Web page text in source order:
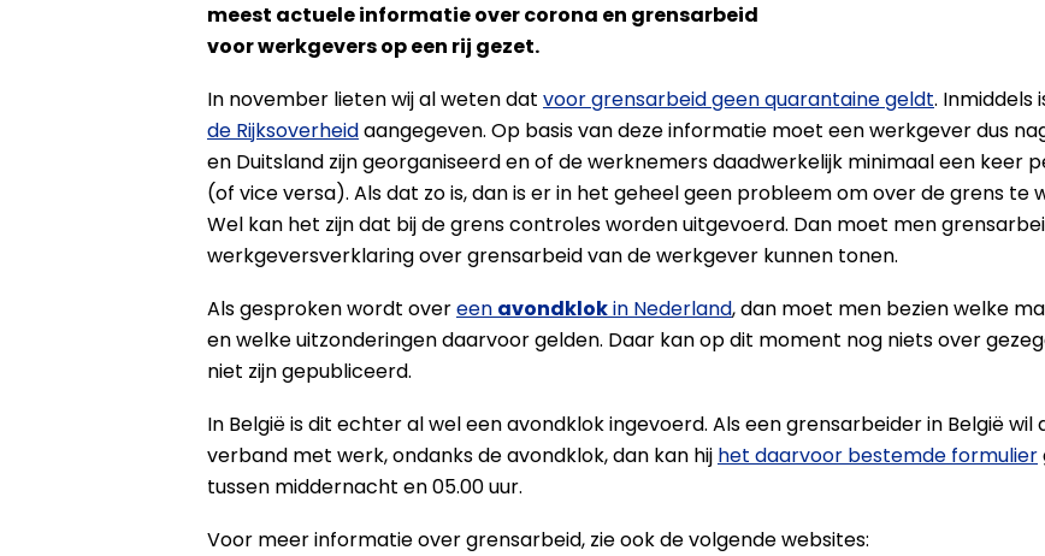
meest actuele informatie over corona en grensarbeid
voor werkgevers op een rij gezet.
In november lieten wij al weten dat voor grensarbeid geen quarantaine geldt. Inmiddels
de Rijksoverheidaangegeven. Op basis van deze informatie moet een werkgever dus
en Duitsland zijn georganiseerd en of de werknemers daadwerkelijk minimaal een keer
(of vice versa). Als dat zo is, dan is er in het geheel geen probleem om over de grens te
Wel kan het zijn dat bij de grens controles worden uitgevoerd. Dan moet men
werkgeversverklaring over grensarbeid van de werkgever kunnen tonen.
Als gesproken wordt overeen avondklokin Nederland, dan moet men bezien welke
en welke uitzonderingen daarvoor gelden. Daar kan op dit moment nog niets over
niet zijn gepubliceerd.
In België is dit echter al wel een avondklok ingevoerd. Als een grensarbeider in België
verband met werk, ondanks de avondklok, dan kan hij het daarvoor bestemde formulier
tussen middernacht en 05.00 uur.
Voor meer informatie over grensarbeid, zie ook de volgende websites: